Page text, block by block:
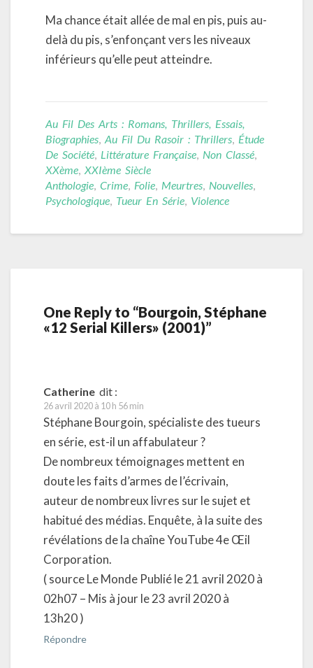
Ma chance était allée de mal en pis, puis au-
delà du pis, s’enfonçant vers les niveaux
inférieurs qu’elle peut atteindre.
Au Fil Des Arts : Romans, Thrillers, Essais,
Biographies Au Fil Du Rasoir : Thrillers Étude
De Société Littérature Française Non Classé
XXème XXIème Siècle
Anthologie Crime Folie Meurtres Nouvelles
Psychologique Tueur En Série Violence
One Reply to “Bourgoin, Stéphane
«12 Serial Killers» (2001)”
Catherine dit :
26 avril 2020 à 10 h 56 min
Stéphane Bourgoin, spécialiste des tueurs
en série, est-il un affabulateur ?
De nombreux témoignages mettent en
doute les faits d’armes de l’écrivain,
auteur de nombreux livres sur le sujet et
habitué des médias. Enquête, à la suite des
révélations de la chaîne YouTube 4e Œil
Corporation.
( source Le Monde Publié le 21 avril 2020 à
02h07 – Mis à jour le 23 avril 2020 à
13h20 )
Répondre